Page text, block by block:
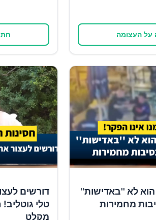
על העצומה
הוא לא ''באדישות''
מחמירות
דורשים
טלי
מקלט